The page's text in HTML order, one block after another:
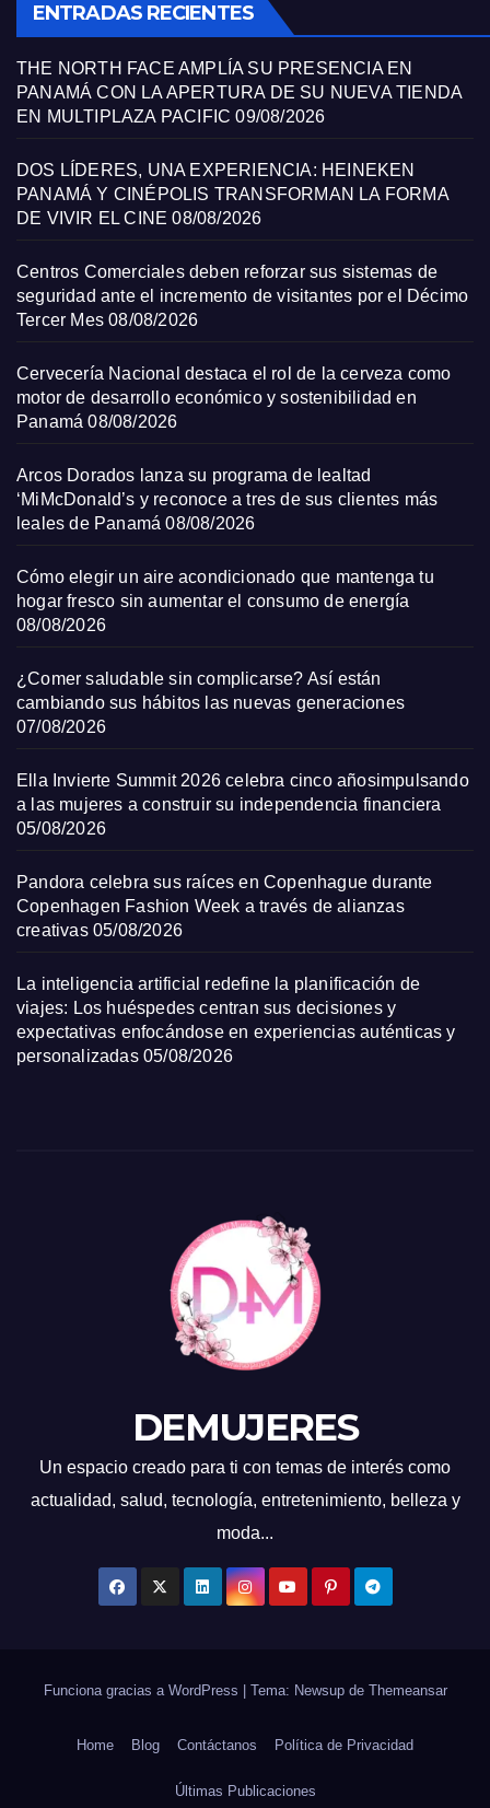
ENTRADAS RECIENTES
THE NORTH FACE AMPLÍA SU PRESENCIA EN
PANAMÁ CON LA APERTURA DE SU NUEVA TIENDA
EN MULTIPLAZA PACIFIC 09/08/2026
DOS LÍDERES, UNA EXPERIENCIA: HEINEKEN
PANAMÁ Y CINÉPOLIS TRANSFORMAN LA FORMA
DE VIVIR EL CINE 08/08/2026
Centros Comerciales deben reforzar sus sistemas de
seguridad ante el incremento de visitantes por el Décimo
Tercer Mes 08/08/2026
Cervecería Nacional destaca el rol de la cerveza como
motor de desarrollo económico y sostenibilidad en
Panamá 08/08/2026
Arcos Dorados lanza su programa de lealtad
‘MiMcDonald’s y reconoce a tres de sus clientes más
leales de Panamá 08/08/2026
Cómo elegir un aire acondicionado que mantenga tu
hogar fresco sin aumentar el consumo de energía
08/08/2026
¿Comer saludable sin complicarse? Así están
cambiando sus hábitos las nuevas generaciones
07/08/2026
Ella Invierte Summit 2026 celebra cinco añosimpulsando
a las mujeres a construir su independencia financiera
05/08/2026
Pandora celebra sus raíces en Copenhague durante
Copenhagen Fashion Week a través de alianzas
creativas 05/08/2026
La inteligencia artificial redefine la planificación de
viajes: Los huéspedes centran sus decisiones y
expectativas enfocándose en experiencias auténticas y
personalizadas 05/08/2026
DEMUJERES
Un espacio creado para ti con temas de interés como
actualidad, salud, tecnología, entretenimiento, belleza y
moda...
Funciona gracias a WordPress Tema: Newsup de Themeansar
Home Blog Contáctanos Política de Privacidad
Últimas Publicaciones